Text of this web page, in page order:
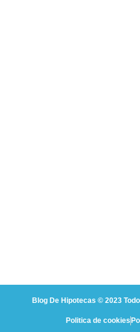
Blog De Hipotecas © 2023
Politica de cookies